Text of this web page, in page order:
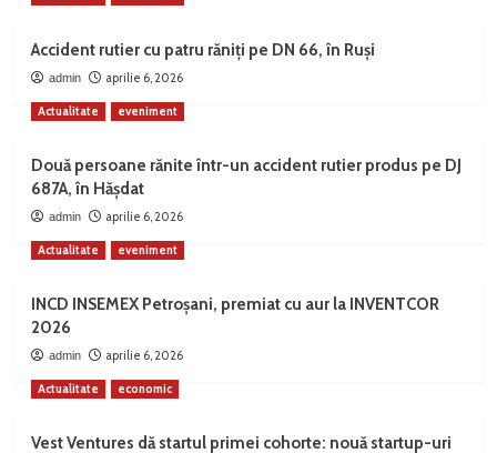
Accident rutier cu patru răniți pe DN 66, în Ruși
admin aprilie 6, 2026
Actualitate eveniment
Două persoane rănite într-un accident rutier produs pe DJ
687A, în Hășdat
admin aprilie 6, 2026
Actualitate eveniment
INCD INSEMEX Petroșani, premiat cu aur la INVENTCOR
2026
admin aprilie 6, 2026
Actualitate economic
Vest Ventures dă startul primei cohorte: nouă startup-uri